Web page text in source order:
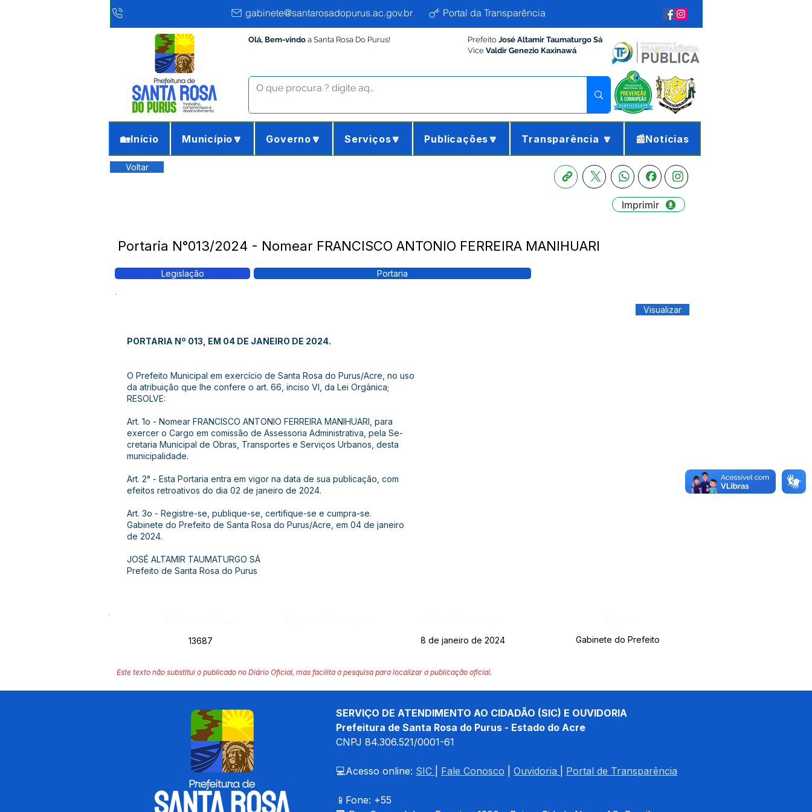
gabinete@santarosadopurus.ac.gov.br Portal da Transparência
Olá, Bem-vindo a Santa Rosa Do Purus! Prefeito José Altamir Taumaturgo Sá
Vice Valdir Genezio Kaxinawá
🏡Início Município🔽 Governo🔽 Serviços🔽 Publicações🔽 Transparência 🔽 📰Notícias
Voltar
Imprimir
Portaria N°013/2024 - Nomear FRANCISCO ANTONIO FERREIRA MANIHUARI
Legislação Portaria
Visualizar
PORTARIA Nº 013, EM 04 DE JANEIRO DE 2024.
O Prefeito Municipal em exercício de Santa Rosa do Purus/Acre, no uso
da atribuição que lhe confere o art. 66, inciso VI, da Lei Orgânica;
RESOLVE:
Art. 1o - Nomear FRANCISCO ANTONIO FERREIRA MANIHUARI, para
exercer o Cargo em comissão de Assessoria Administrativa, pela Se-
cretaria Municipal de Obras, Transportes e Serviços Urbanos, desta
municipalidade.
Art. 2° - Esta Portaria entra em vigor na data de sua publicação, com
efeitos retroativos do dia 02 de janeiro de 2024.
Art. 3o - Registre-se, publique-se, certifique-se e cumpra-se.
Gabinete do Prefeito de Santa Rosa do Purus/Acre, em 04 de janeiro
de 2024.
JOSÉ ALTAMIR TAUMATURGO SÁ
Prefeito de Santa Rosa do Purus
13687
8 de janeiro de 2024 Gabinete do Prefeito
Este texto não substitui o publicado no Diário Oficial, mas facilita a pesquisa para localizar a publicação oficial.
SERVIÇO DE ATENDIMENTO AO CIDADÃO (SIC) E OUVIDORIA
Prefeitura de Santa Rosa do Purus - Estado do Acre
CNPJ 84.306.521/0001-61
💻Acesso online: SIC Fale Conosco Ouvidoria Portal de Transparência
📱Fone: +55